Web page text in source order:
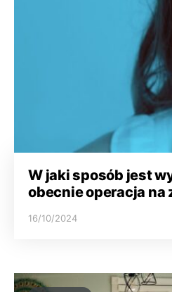
W jaki sposób jest
obecnie operacja na
16/10/2024